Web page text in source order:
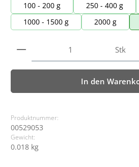
100 - 200 g 250 - 400 g
1000 - 1500 g
2000 g
Produkt Anzahl: Gib denStk
In den
Produktnummer:
00529053
Gewicht:
0.018 kg